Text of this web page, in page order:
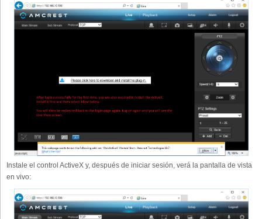
Instale el control ActiveX y, después de iniciar sesión, verá la pantalla de vista
en vivo: